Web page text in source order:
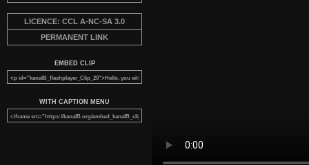
LICENCE: CCL A-NC-SA 3.0
PERMANENT LINK
EMBED CLIP
WITH CAPTION MENU